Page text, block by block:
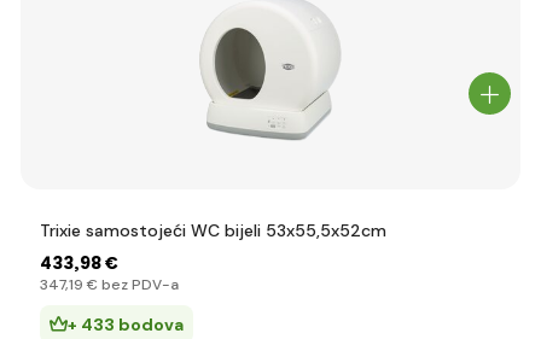
Trixie samostojeći WC bijeli 53x55,5x52cm
433,98 €
347,19 € bez PDV-a
+ 433 bodova